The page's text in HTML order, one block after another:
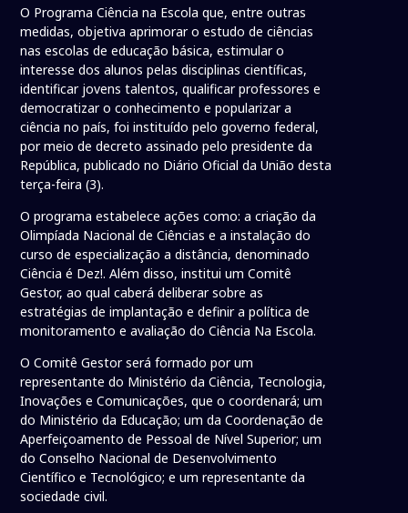
O Programa Ciência na Escola que, entre outras
medidas, objetiva aprimorar o estudo de ciências
nas escolas de educação básica, estimular o
interesse dos alunos pelas disciplinas científicas,
identificar jovens talentos, qualificar professores e
democratizar o conhecimento e popularizar a
ciência no país, foi instituído pelo governo federal,
por meio de decreto assinado pelo presidente da
República, publicado no Diário Oficial da União desta
terça-feira (3).
O programa estabelece ações como: a criação da
Olimpíada Nacional de Ciências e a instalação do
curso de especialização a distância, denominado
Ciência é Dez!. Além disso, institui um Comitê
Gestor, ao qual caberá deliberar sobre as
estratégias de implantação e definir a política de
monitoramento e avaliação do Ciência Na Escola.
O Comitê Gestor será formado por um
representante do Ministério da Ciência, Tecnologia,
Inovações e Comunicações, que o coordenará; um
do Ministério da Educação; um da Coordenação de
Aperfeiçoamento de Pessoal de Nível Superior; um
do Conselho Nacional de Desenvolvimento
Científico e Tecnológico; e um representante da
sociedade civil.